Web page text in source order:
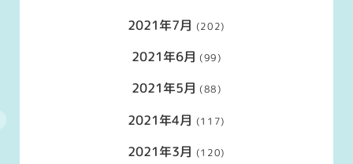
2021年7月 (202)
2021年6月 (99)
2021年5月 (88)
2021年4月 (117)
2021年3月 (120)